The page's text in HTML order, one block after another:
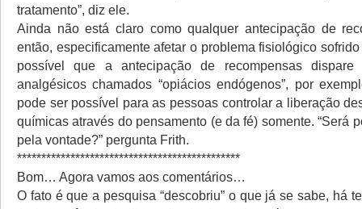
tratamento”, diz ele.
Ainda não está claro como qualquer antecipação de
então, especificamente afetar o problema fisiológico
possível que a antecipação de recompensas
analgésicos chamados “opiácios endógenos”, por
pode ser possível para as pessoas controlar a liberação
químicas através do pensamento (e da fé) somente. “Será
pela vontade?” pergunta Frith.
**********************************************
Bom… Agora vamos aos comentários…
O fato é que a pesquisa “descobriu” o que já se sabe, há